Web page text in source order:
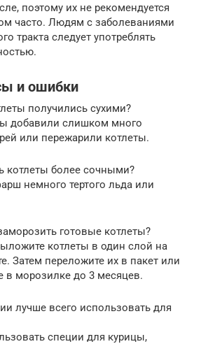
поэтому их не рекомендуется
часто. Людям с заболеваниями
тракта следует употреблять
и ошибки
получились сухими?
добавили слишком много
или пережарили котлеты.
котлеты более сочными?
немного тертого льда или
готовые котлеты?
котлеты в один слой на
Затем переложите их в пакет или
в морозилке до 3 месяцев.
лучше всего использовать для
специи для курицы,